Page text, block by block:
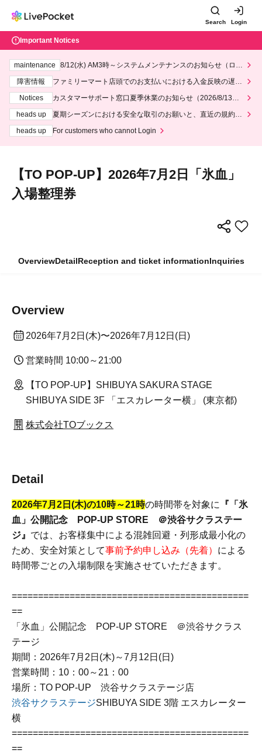
Search Login
Important Notices
maintenance
8/12(水) AM3時～システムメンテナンスのお知らせ（ロー
障害情報
ファミリーマート店頭でのお支払いにおける入金反映の遅延
Notices
カスタマーサポート窓口夏季休業のお知らせ（2026/8/13～2
heads up
夏期シーズンにおける安全な取引のお願いと、直近の規約違
heads up
For customers who cannot Login
【TO POP-UP】2026年7月2日「氷血」
入場整理券
OverviewDetailReception and ticket informationInquiries
Overview
2026年7月2日(木)〜2026年7月12日(日)
営業時間 10:00～21:00
【TO POP-UP】SHIBUYA SAKURA STAGE
SHIBUYA SIDE 3F 「エスカレーター横」 (東京都)
株式会社TOブックス
Detail
2026年7月2日(木)の10時～21時の時間帯を対象に 『 「氷
血」公開記念 POP-UP STORE ＠渋谷サクラステー
ジ』 では、お客様集中による混雑回避・列形成最小化の
ため、安全対策として事前予約申し込み（先着） による
時間帯ごとの入場制限を実施させていただきます。
=============================================
==
「氷血」公開記念 POP-UP STORE ＠渋谷サクラス
テージ
期間：2026年7月2日(木)～7月12日(日)
営業時間：10：00～21：00
場所：TO POP-UP 渋谷サクラステージ店
渋谷サクラステージSHIBUYA SIDE 3階 エスカレーター
横
=============================================
==